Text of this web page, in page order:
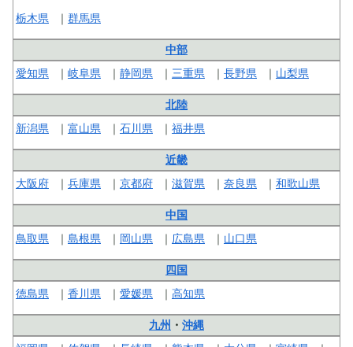
栃木県 群馬県
中部
愛知県
岐阜県 静岡県 三重県 長野県 山梨県
北陸
新潟県
富山県 石川県 福井県
近畿
大阪府
兵庫県 京都府 滋賀県 奈良県 和歌山県
中国
鳥取県
島根県 岡山県 広島県 山口県
四国
徳島県
香川県 愛媛県 高知県
九州 ・ 沖縄